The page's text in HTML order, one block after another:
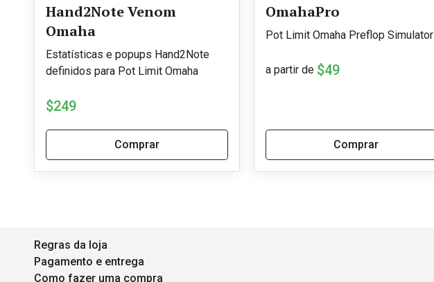
Hand2Note Venom
Omaha
Estatísticas e popups Hand2Note
definidos para Pot Limit Omaha
$249
Comprar
OmahaPro
Pot Limit Omaha Preflop Simulator
a partir de $49
Comprar
Regras da loja
Pagamento e entrega
Como fazer uma compra